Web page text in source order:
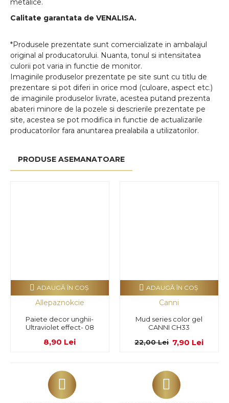
metalice.
Calitate garantata de VENALISA.
*Produsele prezentate sunt comercializate in ambalajul
original al producatorului. Nuanta, tonul si intensitatea
culorii pot varia in functie de monitor.
Imaginile produselor prezentate pe site sunt cu titlu de
prezentare si pot diferi in orice mod (culoare, aspect etc.)
de imaginile produselor livrate, acestea putand prezenta
abateri minore de la pozele si descrierile prezentate pe
site, acestea se pot modifica in functie de actualizarile
producatorilor fara anuntarea prealabila a utilizatorilor.
PRODUSE ASEMANATOARE
Allepaznokcie
Paiete decor unghii-
Ultraviolet effect- 08
8,90 Lei
ADAUGĂ ÎN COŞ
Canni
Mud series color gel
CANNI CH33
7,90 Lei
22,00 Lei
ADAUGĂ ÎN COŞ